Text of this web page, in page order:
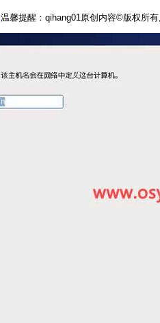
温馨提醒：qihang01原创内容©版权所